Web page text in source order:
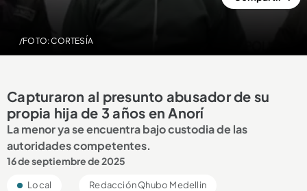
/FOTO: CORTESÍA
Capturaron al presunto abusador de su
propia hija de 3 años en Anorí
La menor ya se encuentra bajo custodia de las
autoridades competentes.
16 de septiembre de 2025
Local Redacción Qhubo Medellin